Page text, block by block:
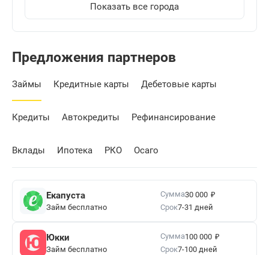
Показать все города
Предложения партнеров
Займы Кредитные карты Дебетовые карты
Кредиты Автокредиты Рефинансирование
Вклады Ипотека РКО Осаго
Екапуста
Займ бесплатно
Сумма30 000 ₽
Срок7-31 дней
Юкки
Займ бесплатно
Сумма100 000 ₽
Срок7-100 дней